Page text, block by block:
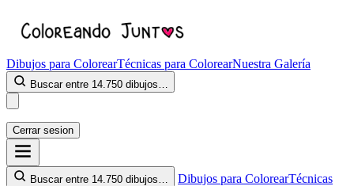
Dibujos para ColorearTécnicas para ColorearNuestra Galería
Buscar entre 14.750 dibujos…
Cerrar sesion
Buscar entre 14.750 dibujos… Dibujos para ColorearTécnicas